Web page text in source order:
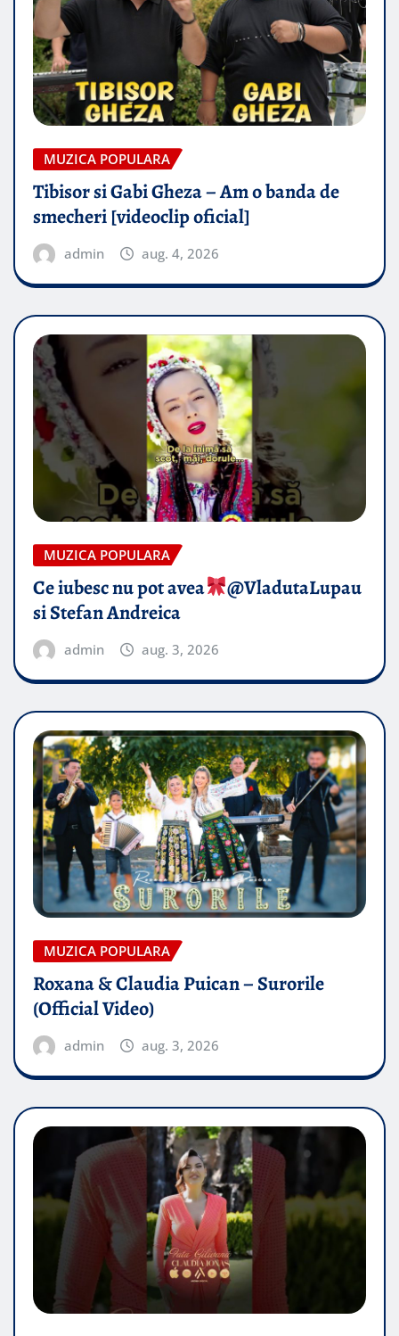
MUZICA POPULARA
Tibisor si Gabi Gheza – Am o banda de
smecheri [videoclip oficial]
admin aug. 4, 2026
MUZICA POPULARA
Ce iubesc nu pot avea
​@VladutaLupau
si Stefan Andreica
admin aug. 3, 2026
MUZICA POPULARA
Roxana & Claudia Puican – Surorile
(Official Video)
admin aug. 3, 2026